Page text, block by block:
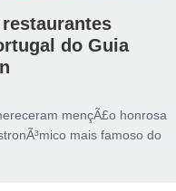
do Guia
mençÃ£o honrosa
mais famoso do